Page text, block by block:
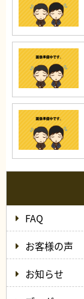
FAQ
お客様の声
お知らせ